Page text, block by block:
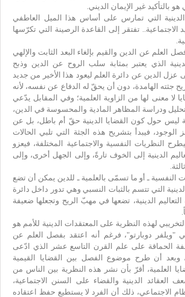
بالتأكيد غير الإيمان الديني.
الدينية التي تمارس على أساس هذا الميل العاطفي
الاجتماعية.. تفتقر إلى القاعدة الرصينة التي تكرّسها
العلم عن الدين والقيم بإلغاء البعد الثابت والإلهي
الذي يعتبر بمثابة سلب الروح عن الدين وذبح
الدين عن دائرة العلم ليعود هذا الأخير من جديد
جثته الهامدة، دون أن يحقّ له الدفاع عن نفسه، لأنه
لا معنى لها من الزاوية العلمية؛ وفي المقابل يدّعي
ودراسة المظاهر المادية والمحسوسة في الدين،
ليس حول كون القضايا الدينية حقّ أم باطل، بل عن
فيبدأ بتشريح هذه الجثة التي تلبي الحالات
النظريات النفسية والاجتماعية المختلفة، فيعزو
الدينية إلى الخوف تارةً، وإلى الجهل أخرى، وإلى
النفسية ـ أو ما تسمّى بالعلمية ـ للدين يمكن أن تضع
التي تتسم بالثبات النسبي وهي تدور داخل دائرة
التعاليم الدينية، تضعها في مهبّ الريح وتجعلها ضعيفة
لهذه النظرية على المعتقدات الدينية للأمم هو
"ويلفر دوبارتو"، فرغم أنه اعتقد بفصل العلم عن
الحماقة على علم القرن التاسع عشر الذي ادّعى
وبعد أن طرح موضوع الفصل بين القضايا القيمية
العلمية، أقرّ بأن نشر هذه النظرية بين الناس من
الدينية والقضاء على السنن الاجتماعية،
الاجتماعي، ذلك أن الفرد لا يستطيع حفظ اعتقاده